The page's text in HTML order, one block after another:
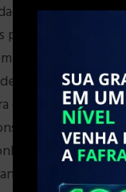
EAD ou
das
ativa mediada
pesquisa sob a
orientar e
busca do
que lhe